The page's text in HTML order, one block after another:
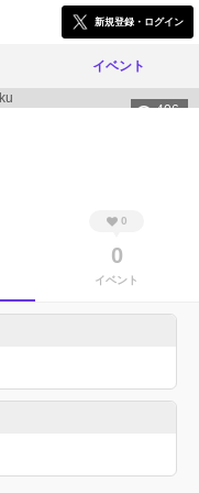
新規登録・ログイン
イベント
406
0
0
イベント